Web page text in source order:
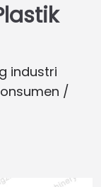
industri
/